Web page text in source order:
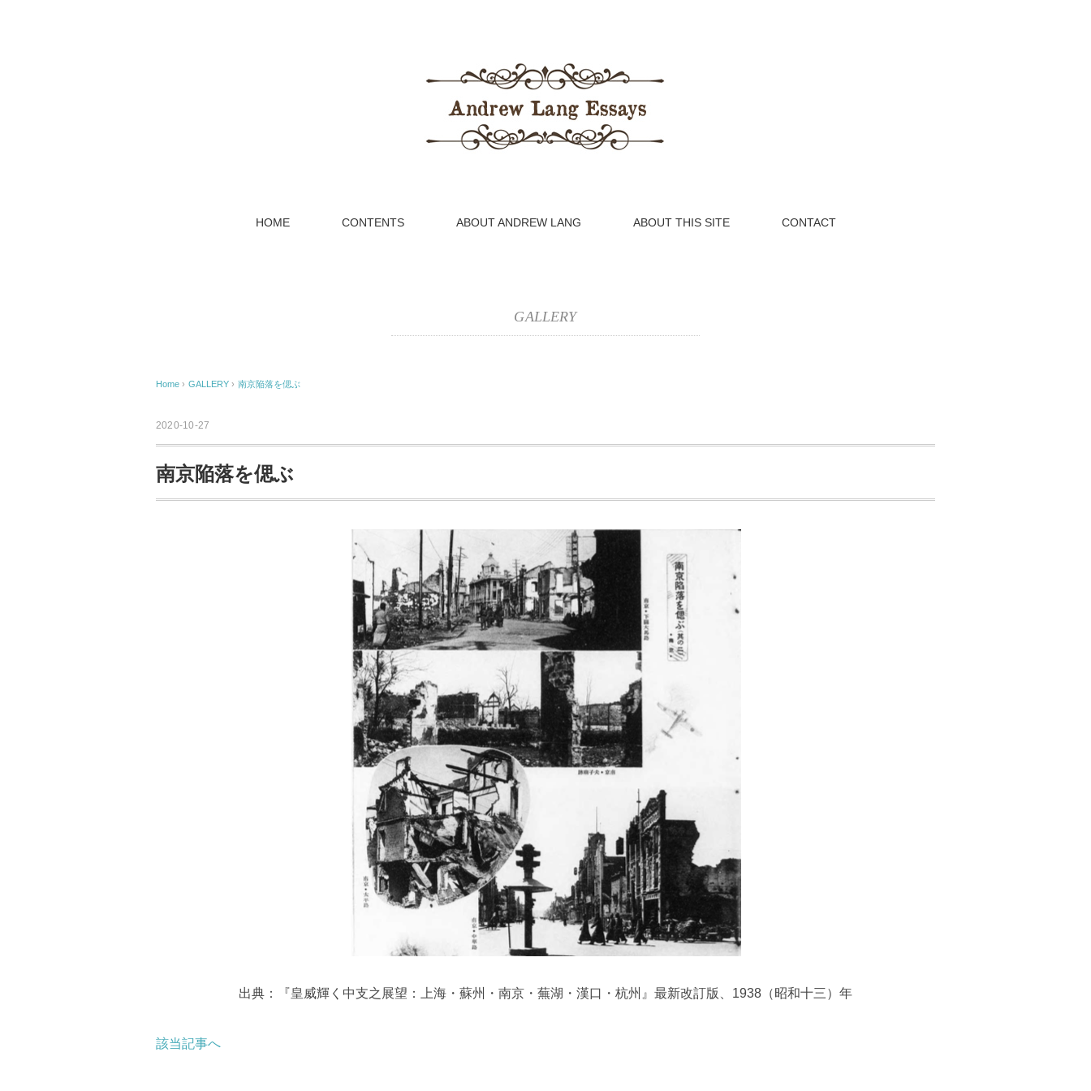
HOME CONTENTS ABOUT ANDREW LANG ABOUT THIS SITE CONTACT
GALLERY
Home › GALLERY › 南京陥落を偲ぶ
2020-10-27
南京陥落を偲ぶ
出典：『皇威輝く中支之展望：上海・蘇州・南京・蕪湖・漢口・杭州』最新改訂版、1938（昭和十三）年
該当記事へ